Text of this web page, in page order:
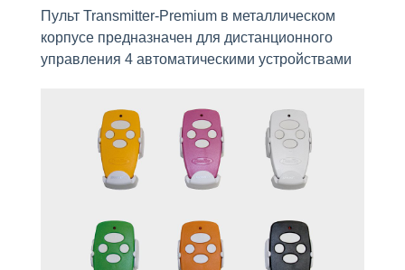
Пульт Transmitter-Premium в металлическом
корпусе предназначен для дистанционного
управления 4 автоматическими устройствами